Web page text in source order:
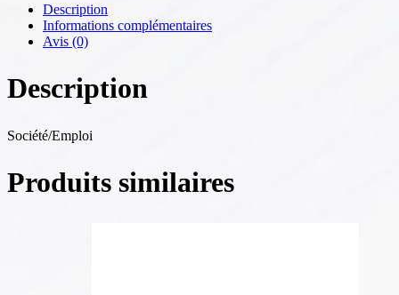
Description
Informations complémentaires
Avis (0)
Description
Société/Emploi
Produits similaires